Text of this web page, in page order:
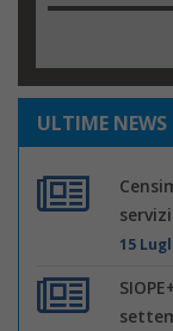
ULTIME NEWS
15